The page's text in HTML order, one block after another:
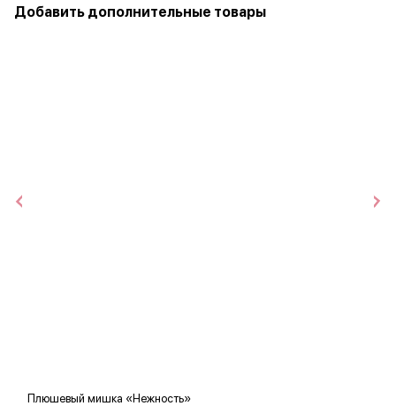
Добавить дополнительные товары
Плюшевый мишка «Нежность»